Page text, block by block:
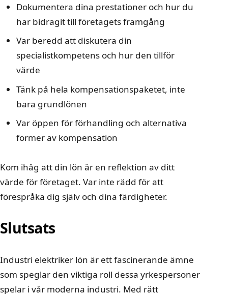
Dokumentera dina prestationer och hur du
har bidragit till företagets framgång
Var beredd att diskutera din
specialistkompetens och hur den tillför
värde
Tänk på hela kompensationspaketet, inte
bara grundlönen
Var öppen för förhandling och alternativa
former av kompensation
Kom ihåg att din lön är en reflektion av ditt
värde för företaget. Var inte rädd för att
förespråka dig själv och dina färdigheter.
Slutsats
Industri elektriker lön är ett fascinerande ämne
som speglar den viktiga roll dessa yrkespersoner
spelar i vår moderna industri. Med rätt